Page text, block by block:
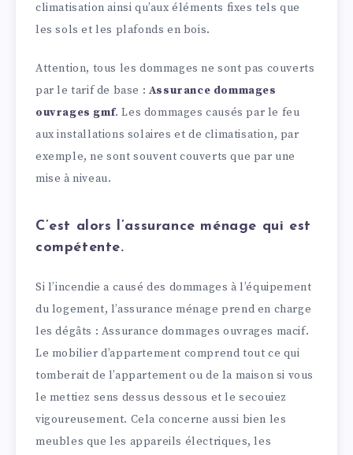
climatisation ainsi qu’aux éléments fixes tels que
les sols et les plafonds en bois.
Attention, tous les dommages ne sont pas couverts
par le tarif de base : Assurance dommages
ouvrages gmf. Les dommages causés par le feu
aux installations solaires et de climatisation, par
exemple, ne sont souvent couverts que par une
mise à niveau.
C’est alors l’assurance ménage qui est
compétente.
Si l’incendie a causé des dommages à l’équipement
du logement, l’assurance ménage prend en charge
les dégâts : Assurance dommages ouvrages macif.
Le mobilier d’appartement comprend tout ce qui
tomberait de l’appartement ou de la maison si vous
le mettiez sens dessus dessous et le secouiez
vigoureusement. Cela concerne aussi bien les
meubles que les appareils électriques, les